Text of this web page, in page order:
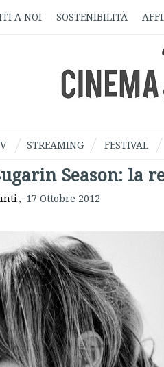
A NOI SOSTENIBILITÀ
STREAMING FESTIVAL
Season: la
, 17 Ottobre 2012